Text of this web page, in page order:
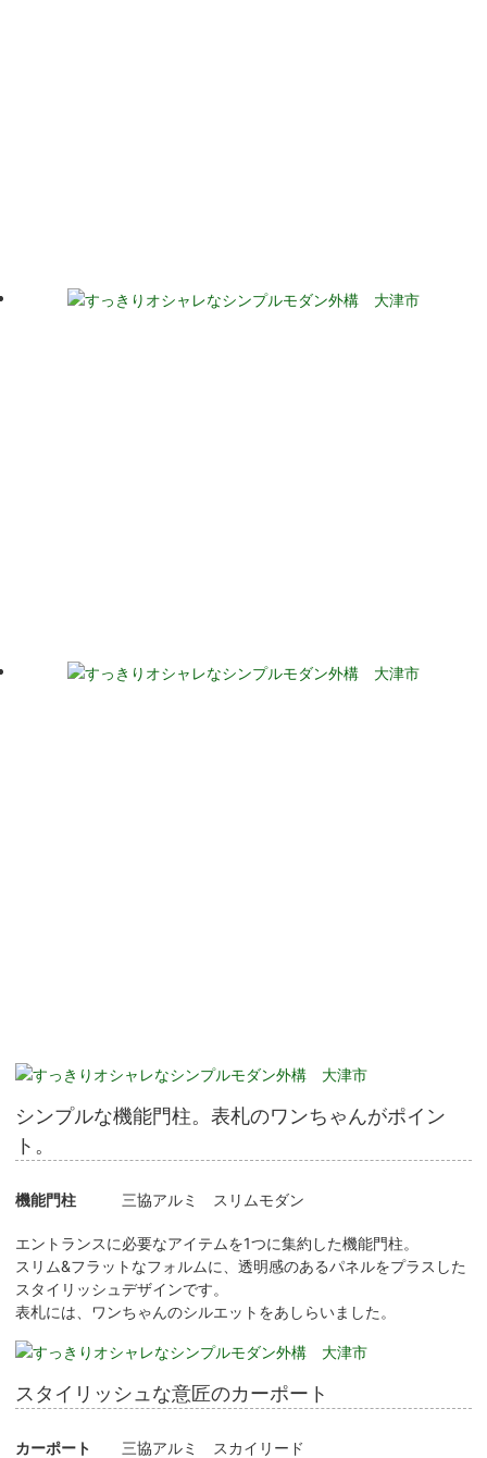
シンプルな機能門柱。表札のワンちゃんがポイン
ト。
機能門柱 三協アルミ スリムモダン
エントランスに必要なアイテムを1つに集約した機能門柱。
スリム&フラットなフォルムに、透明感のあるパネルをプラスした
スタイリッシュデザインです。
表札には、ワンちゃんのシルエットをあしらいました。
スタイリッシュな意匠のカーポート
カーポート 三協アルミ スカイリード